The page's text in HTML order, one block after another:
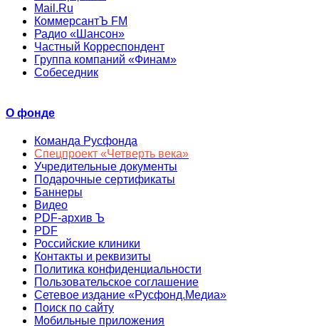
Mail.Ru
КоммерсантЪ FM
Радио «Шансон»
Частный Корреспондент
Группа компаний «Финам»
Собеседник
О фонде
Команда Русфонда
Спецпроект «Четверть века»
Учредительные документы
Подарочные сертификаты
Баннеры
Видео
PDF-архив Ъ
PDF
Российские клиники
Контакты и реквизиты
Политика конфиденциальности
Пользовательское соглашение
Сетевое издание «Русфонд.Медиа»
Поиск по сайту
Мобильные приложения